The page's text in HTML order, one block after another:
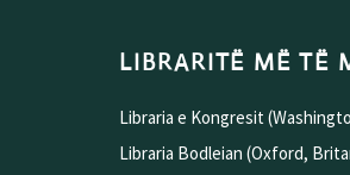
LIBRARITË MË TË
Libraria e Kongresit
Libraria Bodleian (Oxford,